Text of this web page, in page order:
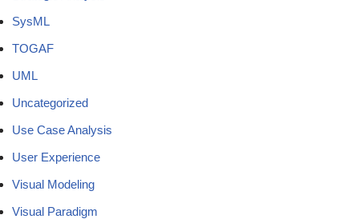
SysML
TOGAF
UML
Uncategorized
Use Case Analysis
User Experience
Visual Modeling
Visual Paradigm